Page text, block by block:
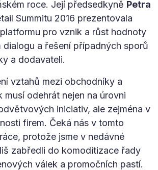
roce. Její předsedkyně Petra
Summitu 2016 prezentovala
pro vznik a růst hodnoty
dialogu a řešení případných sporů
a dodavateli.
vztahů mezi obchodníky a
odehrát nejen na úrovni
iniciativ, ale zejména v
firem. Čeká nás v tomto
protože jsme v nedávné
zabředli do komoditizace řady
válek a promočních pastí.